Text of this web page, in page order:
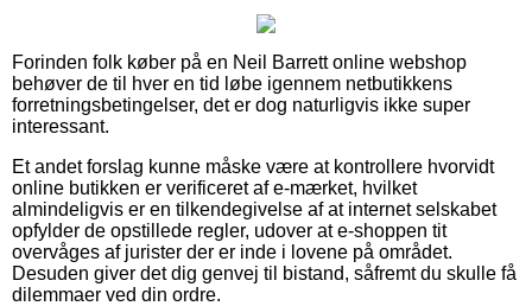
Forinden folk køber på en Neil Barrett online webshop
behøver de til hver en tid løbe igennem netbutikkens
forretningsbetingelser, det er dog naturligvis ikke super
interessant.
Et andet forslag kunne måske være at kontrollere hvorvidt
online butikken er verificeret af e-mærket, hvilket
almindeligvis er en tilkendegivelse af at internet selskabet
opfylder de opstillede regler, udover at e-shoppen tit
overvåges af jurister der er inde i lovene på området.
Desuden giver det dig genvej til bistand, såfremt du skulle få
dilemmaer ved din ordre.